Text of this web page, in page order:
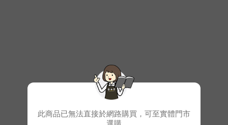
此商品已無法直接於網路購買，可至實體門市
選購